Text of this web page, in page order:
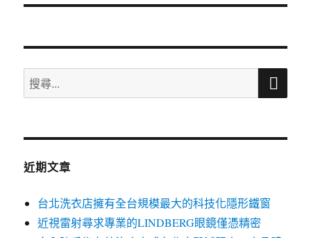
文
搜
尋
鍵
搜
近期文章
台北洗衣店擁有全台規模最大的科技化隱形鐵窗
近視雷射尋求專業的LINDBERG眼鏡僅憑精密